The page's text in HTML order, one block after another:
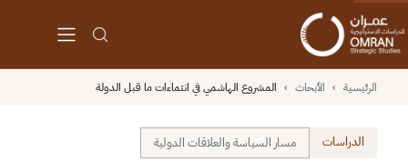
الرئيسية › الأبحاث › المشروع الهاشمي في انتماءات ما قبل الدولة
الدراسات مسار السياسة والعلاقات الدولية